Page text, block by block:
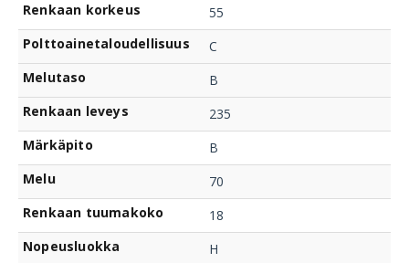
Renkaan korkeus
55
Polttoainetaloudellisuus
C
Melutaso
B
Renkaan leveys
235
Märkäpito
B
Melu
70
Renkaan tuumakoko
18
Nopeusluokka
H